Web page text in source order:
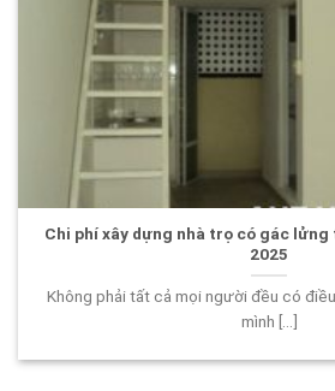
Chi phí xây dựng nhà trọ có gác
2025
Không phải tất cả mọi người đều có
mình [...]